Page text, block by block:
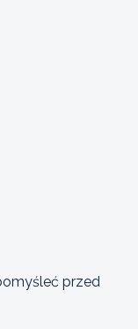
przed